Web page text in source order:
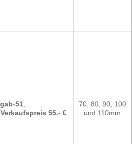
51,
Verkaufspreis 55.- €
70, 80, 90, 100
und 110mm